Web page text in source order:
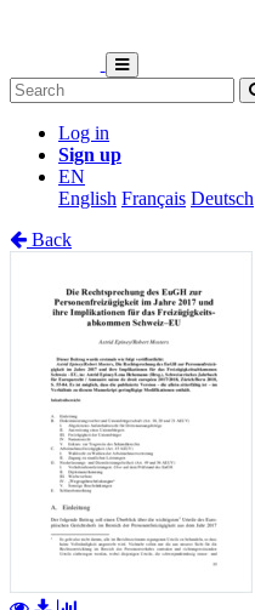
Log in
Sign up
EN
English Français Deutsch
Back